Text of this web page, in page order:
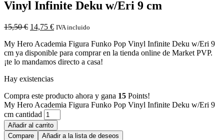
Vinyl Infinite Deku w/Eri 9 cm
15,50€ 14,75 € IVA incluido
My Hero Academia Figura Funko Pop Vinyl Infinite Deku w/Eri 9
cm ya disponible para comprar en la tienda online de Market PVP.
¡te lo mandamos directo a casa!
Hay existencias
Compra este producto ahora y gana 15 Points!
My Hero Academia Figura Funko Pop Vinyl Infinite Deku w/Eri 9
cm cantidad
Añadir al carrito
Compare
Añadir a la lista de deseos